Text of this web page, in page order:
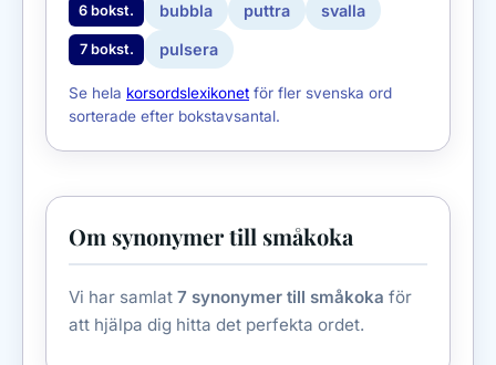
6 bokst. bubbla puttra svalla
7 bokst. pulsera
Se hela korsordslexikonet för fler svenska ord
sorterade efter bokstavsantal.
Om synonymer till småkoka
Vi har samlat 7 synonymer till småkoka för
att hjälpa dig hitta det perfekta ordet.